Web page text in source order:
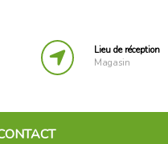
Lieu de réception
Magasin